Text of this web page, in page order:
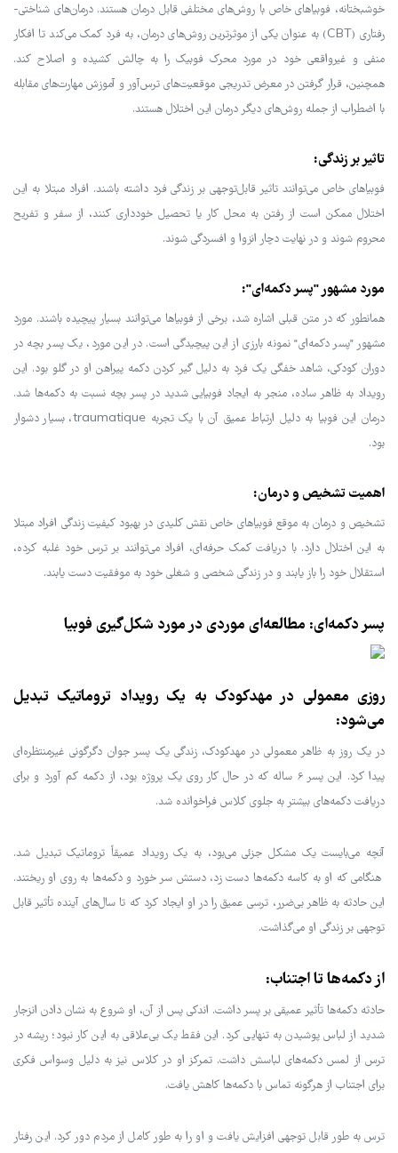
خوشبختانه، فوبیاهای خاص با روش‌های مختلفی قابل درمان هستند. درمان‌های شناختی-
رفتاری (CBT) به عنوان یکی از موثرترین روش‌های درمان، به فرد کمک می‌کند تا افکار
منفی و غیرواقعی خود در مورد محرک فوبیک را به چالش کشیده و اصلاح کند.
همچنین، قرار گرفتن در معرض تدریجی موقعیت‌های ترس‌آور و آموزش مهارت‌های مقابله
با اضطراب از جمله روش‌های دیگر درمان این اختلال هستند.
تاثیر بر زندگی:
فوبیاهای خاص می‌توانند تاثیر قابل‌توجهی بر زندگی فرد داشته باشند. افراد مبتلا به این
اختلال ممکن است از رفتن به محل کار یا تحصیل خودداری کنند، از سفر و تفریح
محروم شوند و در نهایت دچار انزوا و افسردگی شوند.
مورد مشهور "پسر دکمه‌ای":
همانطور که در متن قبلی اشاره شد، برخی از فوبیاها می‌توانند بسیار پیچیده باشند. مورد
مشهور "پسر دکمه‌ای" نمونه بارزی از این پیچیدگی است. در این مورد، یک پسر بچه در
دوران کودکی، شاهد خفگی یک فرد به دلیل گیر کردن دکمه پیراهن او در گلو بود. این
رویداد به ظاهر ساده، منجر به ایجاد فوبیایی شدید در پسر بچه نسبت به دکمه‌ها شد.
درمان این فوبیا به دلیل ارتباط عمیق آن با یک تجربه traumatique، بسیار دشوار
بود.
اهمیت تشخیص و درمان:
تشخیص و درمان به موقع فوبیاهای خاص نقش کلیدی در بهبود کیفیت زندگی افراد مبتلا
به این اختلال دارد. با دریافت کمک حرفه‌ای، افراد می‌توانند بر ترس خود غلبه کرده،
استقلال خود را باز یابند و در زندگی شخصی و شغلی خود به موفقیت دست یابند.
پسر دکمه‌ای: مطالعه‌ای موردی در مورد شکل‌گیری فوبیا
روزی معمولی در مهدکودک به یک رویداد تروماتیک تبدیل
می‌شود:
در یک روز به ظاهر معمولی در مهدکودک، زندگی یک پسر جوان دگرگونی غیرمنتظره‌ای
پیدا کرد. این پسر 6 ساله که در حال کار روی یک پروژه بود، از دکمه کم آورد و برای
دریافت دکمه‌های بیشتر به جلوی کلاس فراخوانده شد.
آنچه می‌بایست یک مشکل جزئی می‌بود، به یک رویداد عمیقاً تروماتیک تبدیل شد.
هنگامی که او به کاسه دکمه‌ها دست زد، دستش سر خورد و دکمه‌ها به روی او ریختند.
این حادثه به ظاهر بی‌ضرر، ترسی عمیق را در او ایجاد کرد که تا سال‌های آینده تأثیر قابل
توجهی بر زندگی او می‌گذاشت.
از دکمه‌ها تا اجتناب:
حادثه دکمه‌ها تأثیر عمیقی بر پسر داشت. اندکی پس از آن، او شروع به نشان دادن انزجار
شدید از لباس پوشیدن به تنهایی کرد. این فقط یک بی‌علاقی به این کار نبود؛ ریشه در
ترس از لمس دکمه‌های لباسش داشت. تمرکز او در کلاس نیز به دلیل وسواس فکری
برای اجتناب از هرگونه تماس با دکمه‌ها کاهش یافت.
ترس به طور قابل توجهی افزایش یافت و او را به طور کامل از مردم دور کرد. این رفتار